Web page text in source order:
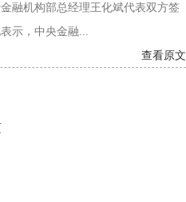
融机构部总经理王化斌代表双方签
示，中央金融...
查看原文